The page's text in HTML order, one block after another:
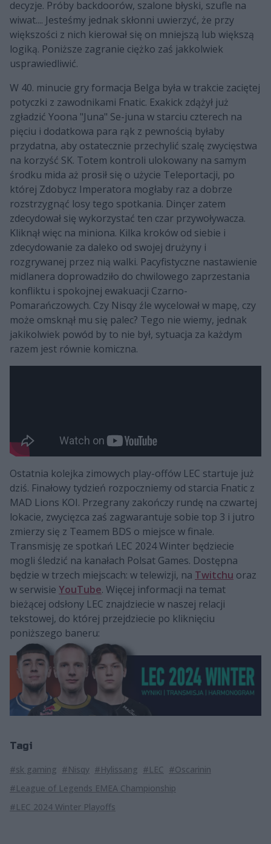
decyzje. Próby backdoorów, szalone błyski, szufle na
wiwat.... Jesteśmy jednak skłonni uwierzyć, że przy
większości z nich kierował się on mniejszą lub większą
logiką. Poniższe zagranie ciężko zaś jakkolwiek
usprawiedliwić.
W 40. minucie gry formacja Belga była w trakcie zaciętej
potyczki z zawodnikami Fnatic. Exakick zdążył już
zgładzić Yoona "Juna" Se-juna w starciu czterech na
pięciu i dodatkowa para rąk z pewnością byłaby
przydatna, aby ostatecznie przechylić szalę zwycięstwa
na korzyść SK. Totem kontroli ulokowany na samym
środku mida aż prosił się o użycie Teleportacji, po
której Zdobycz Imperatora mogłaby raz a dobrze
rozstrzygnąć losy tego spotkania. Dinçer zatem
zdecydował się wykorzystać ten czar przywoływacza.
Kliknął więc na miniona. Kilka kroków od siebie i
zdecydowanie za daleko od swojej drużyny i
rozgrywanej przez nią walki. Pacyfistyczne nastawienie
midlanera doprowadziło do chwilowego zaprzestania
konfliktu i spokojnej ewakuacji Czarno-
Pomarańczowych. Czy Nisqy źle wycelował w mapę, czy
może omsknął mu się palec? Tego nie wiemy, jednak
jakikolwiek powód by to nie był, sytuacja za każdym
razem jest równie komiczna.
Ostatnia kolejka zimowych play-offów LEC startuje już
dziś. Finałowy tydzień rozpoczniemy od starcia Fnatic z
MAD Lions KOI. Przegrany zakończy rundę na czwartej
lokacie, zwycięzca zaś zagwarantuje sobie top 3 i jutro
zmierzy się z Teamem BDS o miejsce w finale.
Transmisję ze spotkań LEC 2024 Winter będziecie
mogli śledzić na kanałach Polsat Games. Dostępna
będzie w trzech miejscach: w telewizji, na Twitchu oraz
w serwisie YouTube. Więcej informacji na temat
bieżącej odsłony LEC znajdziecie w naszej relacji
tekstowej, do której przejdziecie po kliknięciu
poniższego baneru:
Tagi
#sk gaming #Nisqy #Hylissang #LEC #Oscarinin
#League of Legends EMEA Championship
#LEC 2024 Winter Playoffs